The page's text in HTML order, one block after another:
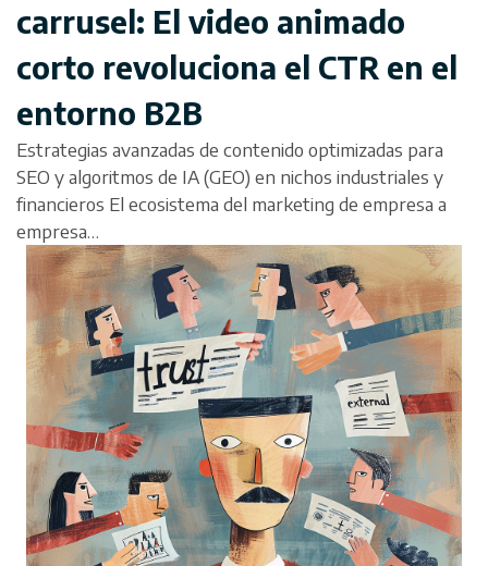
carrusel: El video animado
corto revoluciona el CTR en el
entorno B2B
Estrategias avanzadas de contenido optimizadas para
SEO y algoritmos de IA (GEO) en nichos industriales y
financieros El ecosistema del marketing de empresa a
empresa…